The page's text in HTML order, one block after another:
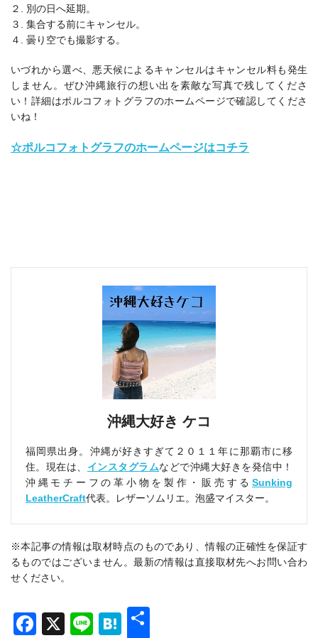
２. 別の日へ延期。
３. 集合する前にキャンセル。
４. 曇り空でも撮影する。
いづれから選べ、悪天候によるキャンセルはキャンセル料も発生
しません。ぜひ沖縄旅行の想い出を素敵な写真で残してくださ
い！詳細はポルコフォトグラフのホームページで確認してくださ
いね！
☆ポルコフォトグラフのホームページはコチラ
沖縄大好き ケコ
福岡県出身。沖縄が好きすぎて２０１１年に那覇市に移
住。現在は、 インスタグラムなどで沖縄大好きを発信中！
沖縄モチーフの革小物を製作・販売する Sunking
LeatherCraft代表。レザーソムリエ。泡盛マイスター。
※本記事の情報は取材時点のものであり、情報の正確性を保証す
るものではございません。最新の情報は直接取材先へお問い合わ
せください。
Facebook
X LineHatena